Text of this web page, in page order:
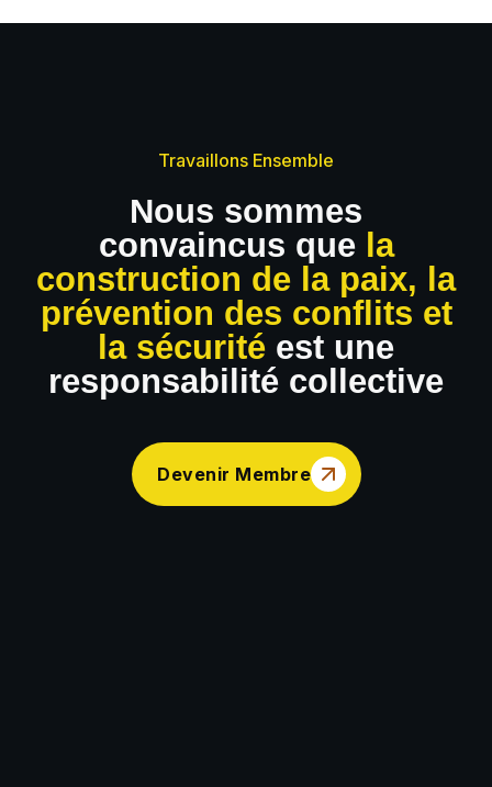
Travaillons Ensemble
Nous sommes
convaincus que la
construction de la paix, la
prévention des conflits et
la sécurité est une
responsabilité collective
Devenir Membre